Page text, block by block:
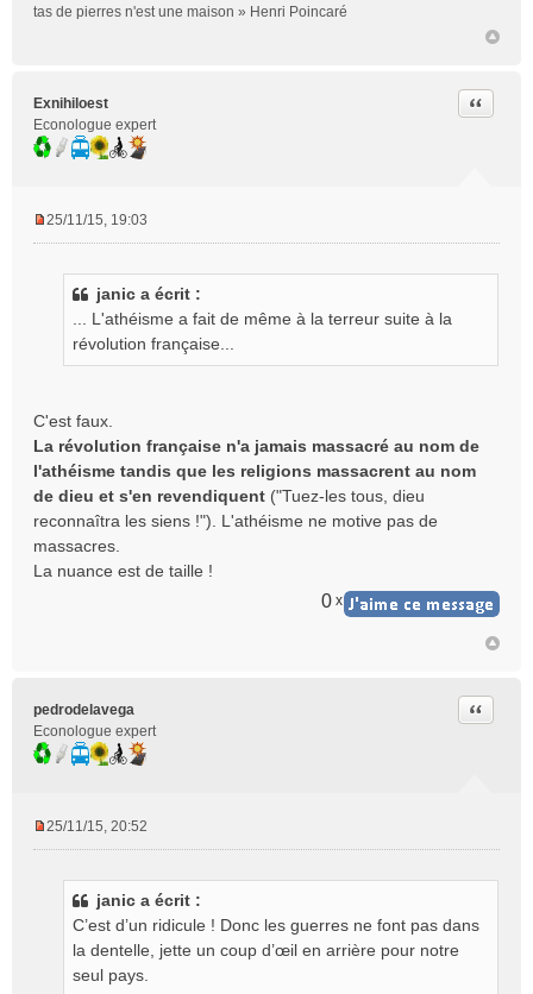
tas de pierres n'est une maison » Henri Poincaré
Exnihiloest
Econologue expert
Citer
n
l
u
25/11/15, 19:03
janic a écrit :
... L'athéisme a fait de même à la terreur suite à la
révolution française...
C'est faux.
La révolution française n'a jamais massacré au nom de
l'athéisme tandis que les religions massacrent au nom
de dieu et s'en revendiquent ("Tuez-les tous, dieu
reconnaîtra les siens !"). L'athéisme ne motive pas de
massacres.
La nuance est de taille !
0 x
pedrodelavega
Econologue expert
Citer
25/11/15, 20:52
janic a écrit :
C’est d’un ridicule ! Donc les guerres ne font pas dans
la dentelle, jette un coup d’œil en arrière pour notre
seul pays.